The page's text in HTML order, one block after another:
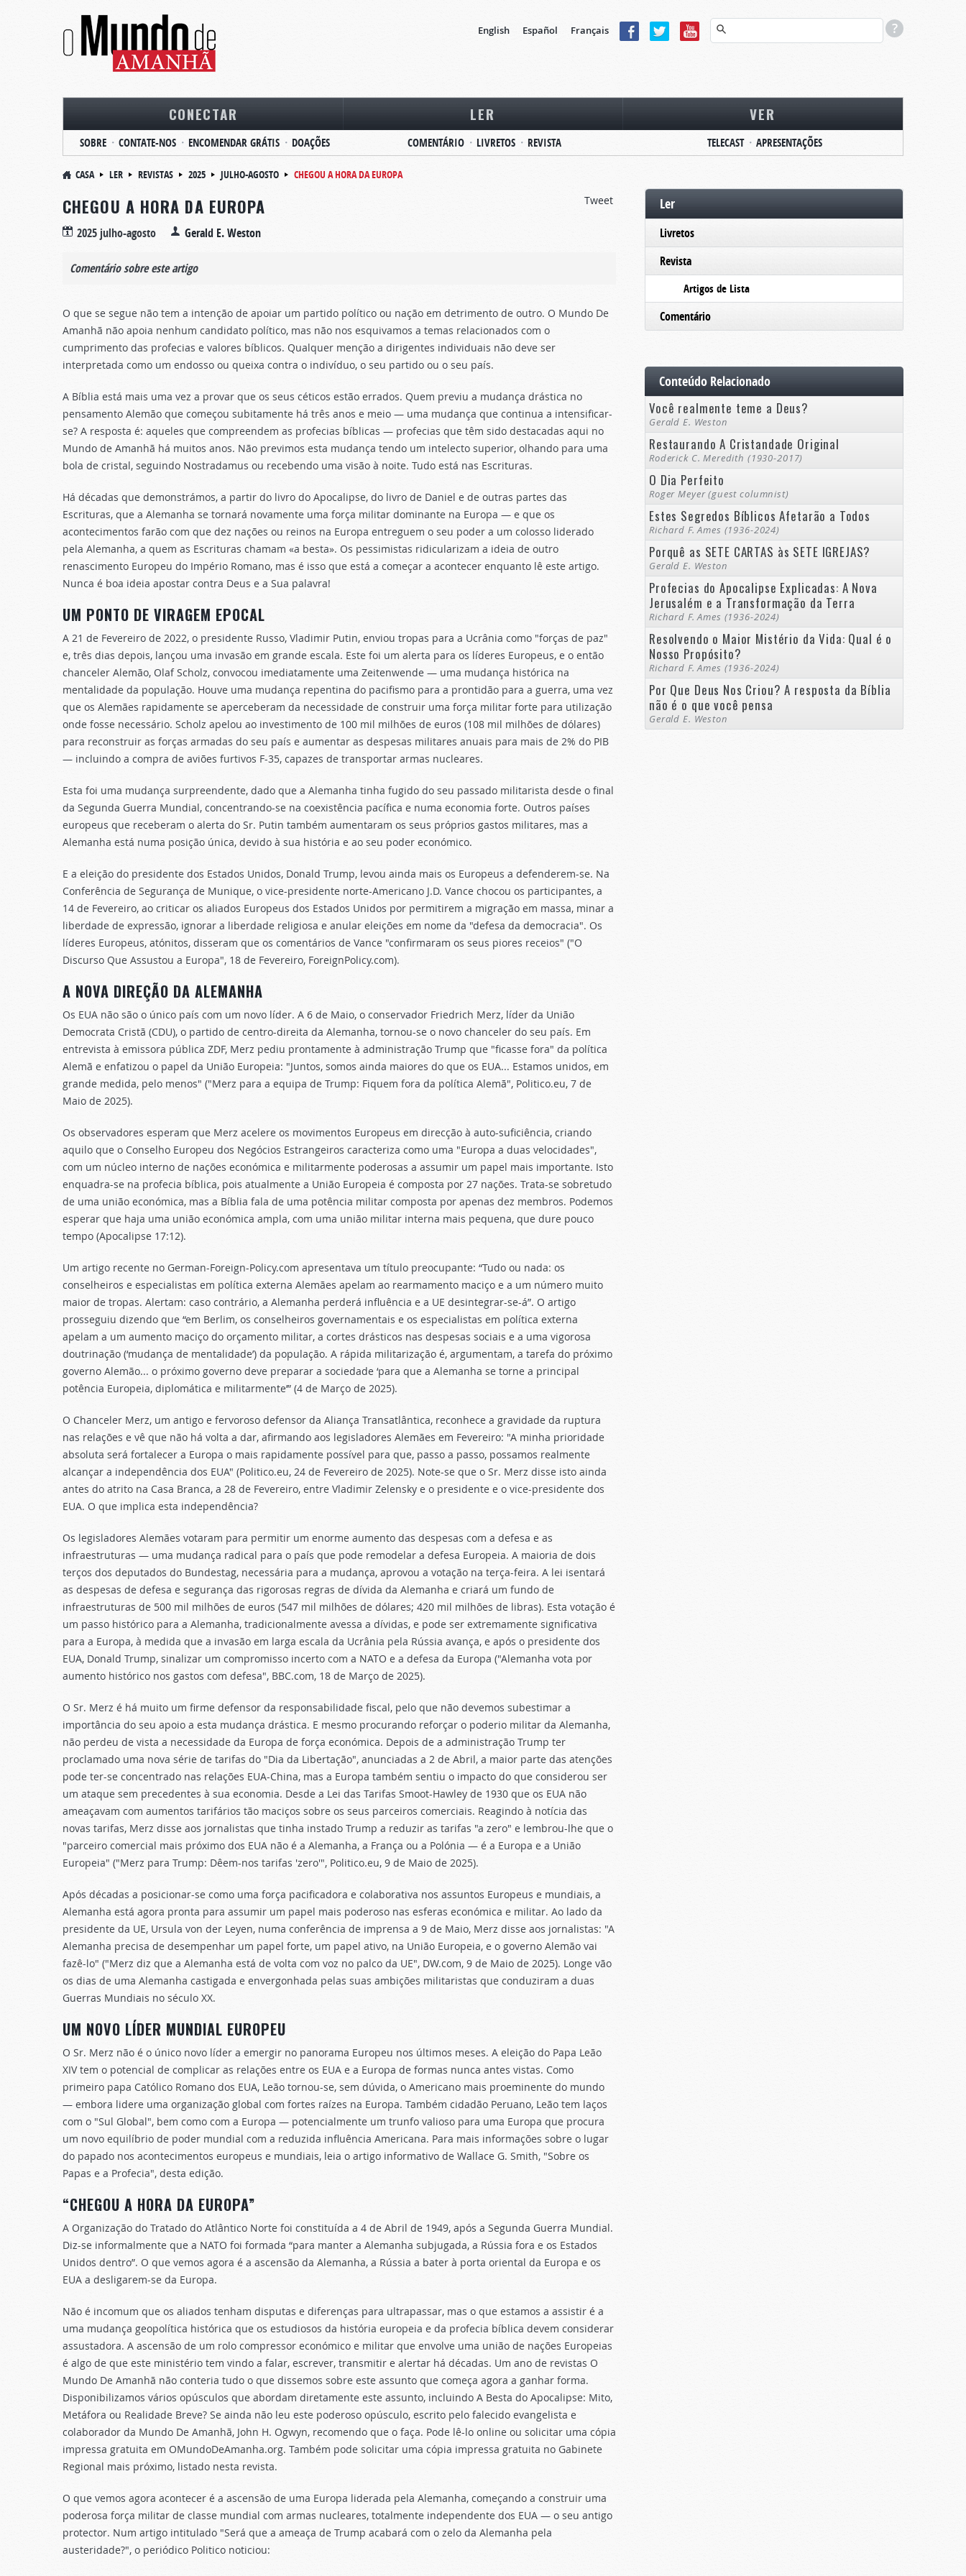
English Español Français
CONECTAR
SOBRE CONTATE-NOS ENCOMENDAR GRÁTIS DOAÇÕES
LER
COMENTÁRIO LIVRETOS REVISTA
VER
TELECAST APRESENTAÇÕES
CASA LER REVISTAS 2025 JULHO-AGOSTO
CHEGOU A HORA DA EUROPA
Tweet
CHEGOU A HORA DA EUROPA
2025 julho-agosto Gerald E. Weston
Comentário sobre este artigo
O que se segue não tem a intenção de apoiar um partido político ou nação em detrimento de outro. O Mundo De
Amanhã não apoia nenhum candidato político, mas não nos esquivamos a temas relacionados com o
cumprimento das profecias e valores bíblicos. Qualquer menção a dirigentes individuais não deve ser
interpretada como um endosso ou queixa contra o indivíduo, o seu partido ou o seu país.
A Bíblia está mais uma vez a provar que os seus céticos estão errados. Quem previu a mudança drástica no
pensamento Alemão que começou subitamente há três anos e meio — uma mudança que continua a intensificar-
se? A resposta é: aqueles que compreendem as profecias bíblicas — profecias que têm sido destacadas aqui no
Mundo de Amanhã há muitos anos. Não previmos esta mudança tendo um intelecto superior, olhando para uma
bola de cristal, seguindo Nostradamus ou recebendo uma visão à noite. Tudo está nas Escrituras.
Há décadas que demonstrámos, a partir do livro do Apocalipse, do livro de Daniel e de outras partes das
Escrituras, que a Alemanha se tornará novamente uma força militar dominante na Europa — e que os
acontecimentos farão com que dez nações ou reinos na Europa entreguem o seu poder a um colosso liderado
pela Alemanha, a quem as Escrituras chamam «a besta». Os pessimistas ridicularizam a ideia de outro
renascimento Europeu do Império Romano, mas é isso que está a começar a acontecer enquanto lê este artigo.
Nunca é boa ideia apostar contra Deus e a Sua palavra!
UM PONTO DE VIRAGEM EPOCAL
A 21 de Fevereiro de 2022, o presidente Russo, Vladimir Putin, enviou tropas para a Ucrânia como "forças de paz"
e, três dias depois, lançou uma invasão em grande escala. Este foi um alerta para os líderes Europeus, e o então
chanceler Alemão, Olaf Scholz, convocou imediatamente uma Zeitenwende — uma mudança histórica na
mentalidade da população. Houve uma mudança repentina do pacifismo para a prontidão para a guerra, uma vez
que os Alemães rapidamente se aperceberam da necessidade de construir uma força militar forte para utilização
onde fosse necessário. Scholz apelou ao investimento de 100 mil milhões de euros (108 mil milhões de dólares)
para reconstruir as forças armadas do seu país e aumentar as despesas militares anuais para mais de 2% do PIB
— incluindo a compra de aviões furtivos F-35, capazes de transportar armas nucleares.
Esta foi uma mudança surpreendente, dado que a Alemanha tinha fugido do seu passado militarista desde o final
da Segunda Guerra Mundial, concentrando-se na coexistência pacífica e numa economia forte. Outros países
europeus que receberam o alerta do Sr. Putin também aumentaram os seus próprios gastos militares, mas a
Alemanha está numa posição única, devido à sua história e ao seu poder económico.
E a eleição do presidente dos Estados Unidos, Donald Trump, levou ainda mais os Europeus a defenderem-se. Na
Conferência de Segurança de Munique, o vice-presidente norte-Americano J.D. Vance chocou os participantes, a
14 de Fevereiro, ao criticar os aliados Europeus dos Estados Unidos por permitirem a migração em massa, minar a
liberdade de expressão, ignorar a liberdade religiosa e anular eleições em nome da "defesa da democracia". Os
líderes Europeus, atónitos, disseram que os comentários de Vance "confirmaram os seus piores receios" ("O
Discurso Que Assustou a Europa", 18 de Fevereiro, ForeignPolicy.com).
A NOVA DIREÇÃO DA ALEMANHA
Os EUA não são o único país com um novo líder. A 6 de Maio, o conservador Friedrich Merz, líder da União
Democrata Cristã (CDU), o partido de centro-direita da Alemanha, tornou-se o novo chanceler do seu país. Em
entrevista à emissora pública ZDF, Merz pediu prontamente à administração Trump que "ficasse fora" da política
Alemã e enfatizou o papel da União Europeia: "Juntos, somos ainda maiores do que os EUA... Estamos unidos, em
grande medida, pelo menos" ("Merz para a equipa de Trump: Fiquem fora da política Alemã", Politico.eu, 7 de
Maio de 2025).
Os observadores esperam que Merz acelere os movimentos Europeus em direcção à auto-suficiência, criando
aquilo que o Conselho Europeu dos Negócios Estrangeiros caracteriza como uma "Europa a duas velocidades",
com um núcleo interno de nações económica e militarmente poderosas a assumir um papel mais importante. Isto
enquadra-se na profecia bíblica, pois atualmente a União Europeia é composta por 27 nações. Trata-se sobretudo
de uma união económica, mas a Bíblia fala de uma potência militar composta por apenas dez membros. Podemos
esperar que haja uma união económica ampla, com uma união militar interna mais pequena, que dure pouco
tempo (Apocalipse 17:12).
Um artigo recente no German-Foreign-Policy.com apresentava um título preocupante: “Tudo ou nada: os
conselheiros e especialistas em política externa Alemães apelam ao rearmamento maciço e a um número muito
maior de tropas. Alertam: caso contrário, a Alemanha perderá influência e a UE desintegrar-se-á”. O artigo
prosseguiu dizendo que “em Berlim, os conselheiros governamentais e os especialistas em política externa
apelam a um aumento maciço do orçamento militar, a cortes drásticos nas despesas sociais e a uma vigorosa
doutrinação (‘mudança de mentalidade’) da população. A rápida militarização é, argumentam, a tarefa do próximo
governo Alemão... o próximo governo deve preparar a sociedade ‘para que a Alemanha se torne a principal
potência Europeia, diplomática e militarmente’” (4 de Março de 2025).
O Chanceler Merz, um antigo e fervoroso defensor da Aliança Transatlântica, reconhece a gravidade da ruptura
nas relações e vê que não há volta a dar, afirmando aos legisladores Alemães em Fevereiro: "A minha prioridade
absoluta será fortalecer a Europa o mais rapidamente possível para que, passo a passo, possamos realmente
alcançar a independência dos EUA" (Politico.eu, 24 de Fevereiro de 2025). Note-se que o Sr. Merz disse isto ainda
antes do atrito na Casa Branca, a 28 de Fevereiro, entre Vladimir Zelensky e o presidente e o vice-presidente dos
EUA. O que implica esta independência?
Os legisladores Alemães votaram para permitir um enorme aumento das despesas com a defesa e as
infraestruturas — uma mudança radical para o país que pode remodelar a defesa Europeia. A maioria de dois
terços dos deputados do Bundestag, necessária para a mudança, aprovou a votação na terça-feira. A lei isentará
as despesas de defesa e segurança das rigorosas regras de dívida da Alemanha e criará um fundo de
infraestruturas de 500 mil milhões de euros (547 mil milhões de dólares; 420 mil milhões de libras). Esta votação é
um passo histórico para a Alemanha, tradicionalmente avessa a dívidas, e pode ser extremamente significativa
para a Europa, à medida que a invasão em larga escala da Ucrânia pela Rússia avança, e após o presidente dos
EUA, Donald Trump, sinalizar um compromisso incerto com a NATO e a defesa da Europa ("Alemanha vota por
aumento histórico nos gastos com defesa", BBC.com, 18 de Março de 2025).
O Sr. Merz é há muito um firme defensor da responsabilidade fiscal, pelo que não devemos subestimar a
importância do seu apoio a esta mudança drástica. E mesmo procurando reforçar o poderio militar da Alemanha,
não perdeu de vista a necessidade da Europa de força económica. Depois de a administração Trump ter
proclamado uma nova série de tarifas do "Dia da Libertação", anunciadas a 2 de Abril, a maior parte das atenções
pode ter-se concentrado nas relações EUA-China, mas a Europa também sentiu o impacto do que considerou ser
um ataque sem precedentes à sua economia. Desde a Lei das Tarifas Smoot-Hawley de 1930 que os EUA não
ameaçavam com aumentos tarifários tão maciços sobre os seus parceiros comerciais. Reagindo à notícia das
novas tarifas, Merz disse aos jornalistas que tinha instado Trump a reduzir as tarifas "a zero" e lembrou-lhe que o
"parceiro comercial mais próximo dos EUA não é a Alemanha, a França ou a Polónia — é a Europa e a União
Europeia" ("Merz para Trump: Dêem-nos tarifas 'zero'", Politico.eu, 9 de Maio de 2025).
Após décadas a posicionar-se como uma força pacificadora e colaborativa nos assuntos Europeus e mundiais, a
Alemanha está agora pronta para assumir um papel mais poderoso nas esferas económica e militar. Ao lado da
presidente da UE, Ursula von der Leyen, numa conferência de imprensa a 9 de Maio, Merz disse aos jornalistas: "A
Alemanha precisa de desempenhar um papel forte, um papel ativo, na União Europeia, e o governo Alemão vai
fazê-lo" ("Merz diz que a Alemanha está de volta com voz no palco da UE", DW.com, 9 de Maio de 2025). Longe vão
os dias de uma Alemanha castigada e envergonhada pelas suas ambições militaristas que conduziram a duas
Guerras Mundiais no século XX.
UM NOVO LÍDER MUNDIAL EUROPEU
O Sr. Merz não é o único novo líder a emergir no panorama Europeu nos últimos meses. A eleição do Papa Leão
XIV tem o potencial de complicar as relações entre os EUA e a Europa de formas nunca antes vistas. Como
primeiro papa Católico Romano dos EUA, Leão tornou-se, sem dúvida, o Americano mais proeminente do mundo
— embora lidere uma organização global com fortes raízes na Europa. Também cidadão Peruano, Leão tem laços
com o "Sul Global", bem como com a Europa — potencialmente um trunfo valioso para uma Europa que procura
um novo equilíbrio de poder mundial com a reduzida influência Americana. Para mais informações sobre o lugar
do papado nos acontecimentos europeus e mundiais, leia o artigo informativo de Wallace G. Smith, "Sobre os
Papas e a Profecia", desta edição.
“CHEGOU A HORA DA EUROPA”
A Organização do Tratado do Atlântico Norte foi constituída a 4 de Abril de 1949, após a Segunda Guerra Mundial.
Diz-se informalmente que a NATO foi formada “para manter a Alemanha subjugada, a Rússia fora e os Estados
Unidos dentro”. O que vemos agora é a ascensão da Alemanha, a Rússia a bater à porta oriental da Europa e os
EUA a desligarem-se da Europa.
Não é incomum que os aliados tenham disputas e diferenças para ultrapassar, mas o que estamos a assistir é a
uma mudança geopolítica histórica que os estudiosos da história europeia e da profecia bíblica devem considerar
assustadora. A ascensão de um rolo compressor económico e militar que envolve uma união de nações Europeias
é algo de que este ministério tem vindo a falar, escrever, transmitir e alertar há décadas. Um ano de revistas O
Mundo De Amanhã não conteria tudo o que dissemos sobre este assunto que começa agora a ganhar forma.
Disponibilizamos vários opúsculos que abordam diretamente este assunto, incluindo A Besta do Apocalipse: Mito,
Metáfora ou Realidade Breve? Se ainda não leu este poderoso opúsculo, escrito pelo falecido evangelista e
colaborador da Mundo De Amanhã, John H. Ogwyn, recomendo que o faça. Pode lê-lo online ou solicitar uma cópia
impressa gratuita em OMundoDeAmanha.org. Também pode solicitar uma cópia impressa gratuita no Gabinete
Regional mais próximo, listado nesta revista.
O que vemos agora acontecer é a ascensão de uma Europa liderada pela Alemanha, começando a construir uma
poderosa força militar de classe mundial com armas nucleares, totalmente independente dos EUA — o seu antigo
protector. Num artigo intitulado "Será que a ameaça de Trump acabará com o zelo da Alemanha pela
austeridade?", o periódico Politico noticiou:
Ler
Livretos
Revista
Artigos de Lista
Comentário
Conteúdo Relacionado
Você realmente teme a Deus?
Gerald E. Weston
Restaurando A Cristandade Original
Roderick C. Meredith (1930-2017)
O Dia Perfeito
Roger Meyer (guest columnist)
Estes Segredos Bíblicos Afetarão a Todos
Richard F. Ames (1936-2024)
Porquê as SETE CARTAS às SETE IGREJAS?
Gerald E. Weston
Profecias do Apocalipse Explicadas: A Nova
Jerusalém e a Transformação da Terra
Richard F. Ames (1936-2024)
Resolvendo o Maior Mistério da Vida: Qual é o
Nosso Propósito?
Richard F. Ames (1936-2024)
Por Que Deus Nos Criou? A resposta da Bíblia
não é o que você pensa
Gerald E. Weston